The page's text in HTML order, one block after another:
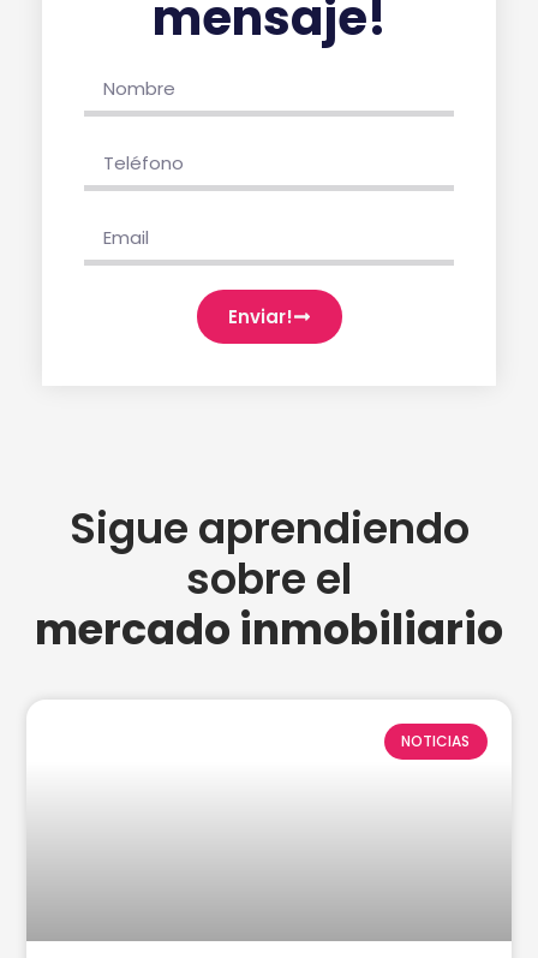
mensaje!
Enviar!
Sigue aprendiendo
sobre el
mercado inmobiliario
NOTICIAS